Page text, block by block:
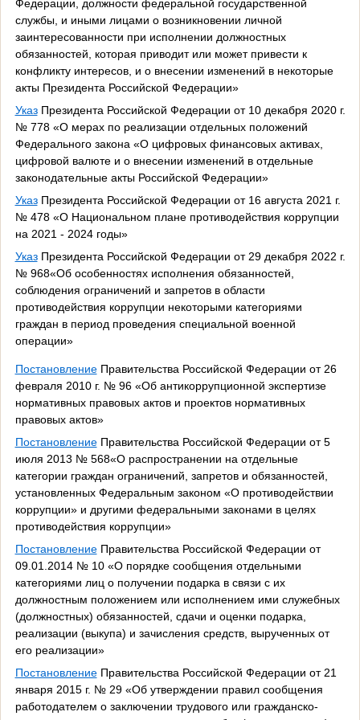
Федерации, должности федеральной государственной
службы, и иными лицами о возникновении личной
заинтересованности при исполнении должностных
обязанностей, которая приводит или может привести к
конфликту интересов, и о внесении изменений в некоторые
акты Президента Российской Федерации»
УказПрезидента Российской Федерации от 10 декабря 2020 г.
№ 778 «О мерах по реализации отдельных положений
Федерального закона «О цифровых финансовых активах,
цифровой валюте и о внесении изменений в отдельные
законодательные акты Российской Федерации»
УказПрезидента Российской Федерации от 16 августа 2021 г.
№ 478 «О Национальном плане противодействия коррупции
на 2021 - 2024 годы»
УказПрезидента Российской Федерации от 29 декабря 2022 г.
№ 968«Об особенностях исполнения обязанностей,
соблюдения ограничений и запретов в области
противодействия коррупции некоторыми категориями
граждан в период проведения специальной военной
операции»
ПостановлениеПравительства Российской Федерации от 26
февраля 2010 г. № 96 «Об антикоррупционной экспертизе
нормативных правовых актов и проектов нормативных
правовых актов»
ПостановлениеПравительства Российской Федерации от 5
июля 2013 № 568«О распространении на отдельные
категории граждан ограничений, запретов и обязанностей,
установленных Федеральным законом «О противодействии
коррупции» и другими федеральными законами в целях
противодействия коррупции»
ПостановлениеПравительства Российской Федерации от
09.01.2014 № 10 «О порядке сообщения отдельными
категориями лиц о получении подарка в связи с их
должностным положением или исполнением ими служебных
(должностных) обязанностей, сдачи и оценки подарка,
реализации (выкупа) и зачисления средств, вырученных от
его реализации»
ПостановлениеПравительства Российской Федерации от 21
января 2015 г. № 29 «Об утверждении правил сообщения
работодателем о заключении трудового или гражданско-